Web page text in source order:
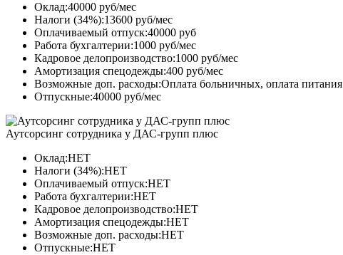
Оклад:40000 руб/мес
Налоги (34%):13600 руб/мес
Оплачиваемый отпуск:40000 руб
Работа бухгалтерии:1000 руб/мес
Кадровое делопроизводство:1000 руб/мес
Амортизация спецодежды:400 руб/мес
Возможные доп. расходы:Оплата больничных, оплата питания
Отпускные:40000 руб/мес
Аутсорсинг сотрудника у ДАС-групп плюс
Оклад:НЕТ
Налоги (34%):НЕТ
Оплачиваемый отпуск:НЕТ
Работа бухгалтерии:НЕТ
Кадровое делопроизводство:НЕТ
Амортизация спецодежды:НЕТ
Возможные доп. расходы:НЕТ
Отпускные:НЕТ